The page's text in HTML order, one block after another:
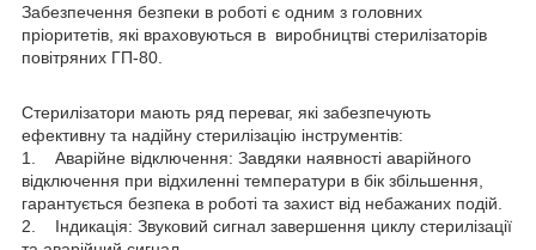
Забезпечення безпеки в роботі є одним з головних
пріоритетів, які враховуються в виробництві стерилізаторів
повітряних ГП-80.
Стерилізатори мають ряд переваг, які забезпечують
ефективну та надійну стерилізацію інструментів:
1. Аварійне відключення: Завдяки наявності аварійного
відключення при відхиленні температури в бік збільшення,
гарантується безпека в роботі та захист від небажаних подій.
2. Індикація: Звуковий сигнал завершення циклу стерилізації